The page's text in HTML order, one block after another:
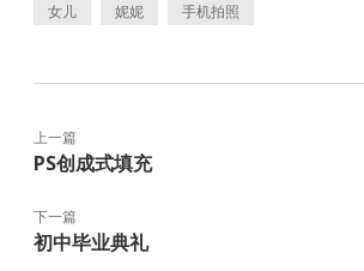
女儿 妮妮 手机拍照
上一篇
PS创成式填充
下一篇
初中毕业典礼